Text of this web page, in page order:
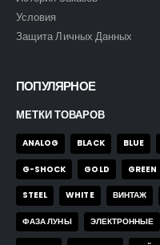
Условия
Защита Личных Данных
ПОПУЛЯРНОЕ
МЕТКИ ТОВАРОВ
ANALOG BLACK BLUE
G-SHOCK GOLD GREEN
STEEL WHITE ВИНТАЖ
ФАЗА ЛУНЫ ЭЛЕКТРОННЫЕ